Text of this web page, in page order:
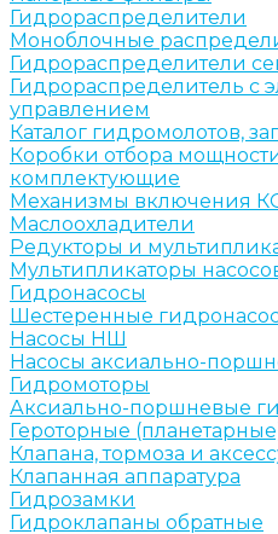
Гидрораспределители
Моноблочные
Гидрораспределители
Гидрораспределитель с
управлением
Каталог гидромолотов,
Коробки отбора
комплектующие
Механизмы включения
Маслоохладители
Редукторы и
Мультипликаторы
Гидронасосы
Шестеренные
Насосы НШ
Насосы аксиально-
Гидромоторы
Аксиально-поршневые
Героторные
Клапана, тормоза и
Клапанная аппаратура
Гидрозамки
Гидроклапаны обратные